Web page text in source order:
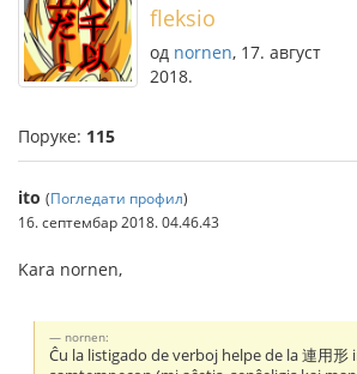
fleksio
од nornen, 17. август
2018.
Поруке: 115
ito (Погледати профил)
16. септембар 2018. 04.46.43
Kara nornen,
nornen:
Ĉu la listigado de verboj helpe de la 連用形